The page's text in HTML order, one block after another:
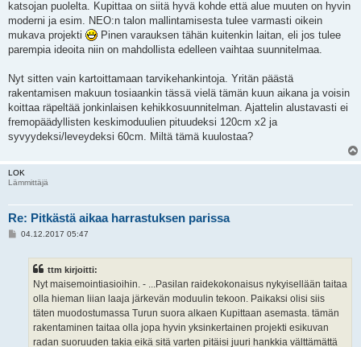
katsojan puolelta. Kupittaa on siitä hyvä kohde että alue muuten on hyvin
moderni ja esim. NEO:n talon mallintamisesta tulee varmasti oikein
mukava projekti
Pinen varauksen tähän kuitenkin laitan, eli jos tulee
parempia ideoita niin on mahdollista edelleen vaihtaa suunnitelmaa.
Nyt sitten vain kartoittamaan tarvikehankintoja. Yritän päästä
rakentamisen makuun tosiaankin tässä vielä tämän kuun aikana ja voisin
koittaa räpeltää jonkinlaisen kehikkosuunnitelman. Ajattelin alustavasti ei
fremopäädyllisten keskimoduulien pituudeksi 120cm x2 ja
syvyydeksi/leveydeksi 60cm. Miltä tämä kuulostaa?
LOK
Lämmittäjä
Re: Pitkästä aikaa harrastuksen parissa
V04.12.2017 05:47
ttm kirjoitti:
Nyt maisemointiasioihin. - ...Pasilan raidekokonaisus nykyisellään taitaa
olla hieman liian laaja järkevän moduulin tekoon. Paikaksi olisi siis
täten muodostumassa Turun suora alkaen Kupittaan asemasta. tämän
rakentaminen taitaa olla jopa hyvin yksinkertainen projekti esikuvan
radan suoruuden takia eikä sitä varten pitäisi juuri hankkia välttämättä